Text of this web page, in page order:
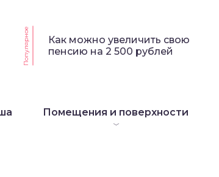
Популярное
Как можно увеличить свою
пенсию на 2 500 рублей
Помещения и поверхности